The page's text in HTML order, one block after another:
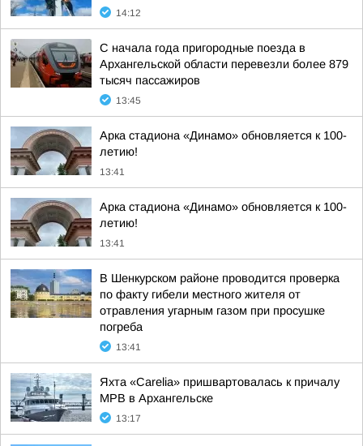
14:12
С начала года пригородные поезда в
Архангельской области перевезли более 879
тысяч пассажиров
13:45
Арка стадиона «Динамо» обновляется к 100-
летию!
13:41
Арка стадиона «Динамо» обновляется к 100-
летию!
13:41
В Шенкурском районе проводится проверка
по факту гибели местного жителя от
отравления угарным газом при просушке
погреба
13:41
Яхта «Carelia» пришвартовалась к причалу
МРВ в Архангельске
13:17